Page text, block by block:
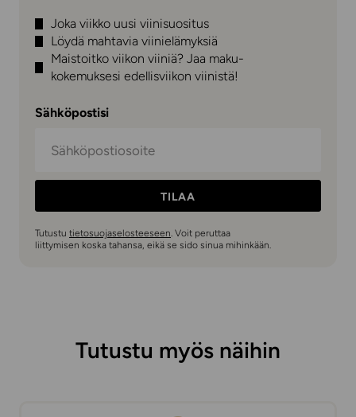
Joka viikko uusi viinisuositus
Löydä mahtavia viinielämyksiä
Maistoitko viikon viiniä? Jaa maku-
kokemuksesi edellisviikon viinistä!
Sähköpostisi
TILAA
Tutustu tietosuojaselosteeseen. Voit peruttaa
liittymisen koska tahansa, eikä se sido sinua mihinkään.
Tutustu myös näihin